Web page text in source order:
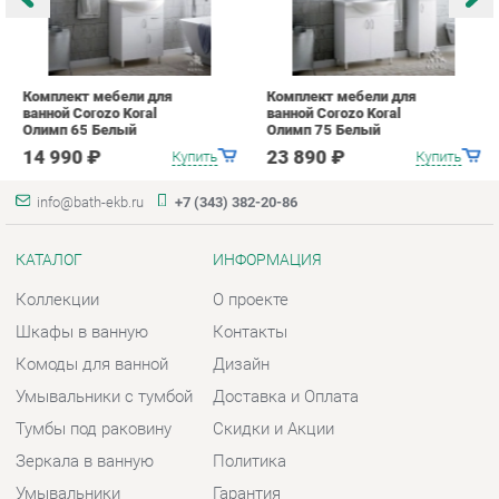
info@bath-ekb.ru +7 (343) 382-20-86
КАТАЛОГ
Коллекции
Шкафы в ванную
Комоды для ванной
Умывальники с тумбой
Тумбы под раковину
Умывальники
Экраны
ИНФОРМАЦИЯ
О проекте
Контакты
Доставка и Оплата
Скидки и Акции
Гарантия
ГОРОДА
Весь мир
Екатеринбург
КОНТАКТЫ
Шоурум и склад самовывоза
Адрес: г. Екатеринбург,